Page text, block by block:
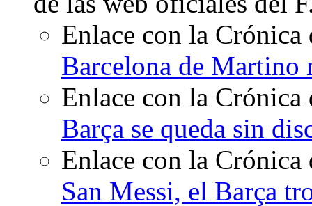
Enlace con la
Barcelona de Martino
Enlace con la
Barça se queda sin
Enlace con la
San Messi, el Barça